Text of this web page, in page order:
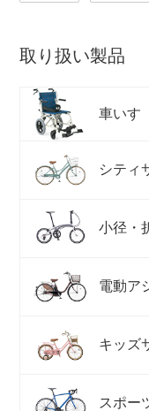
お知らせ
お知らせ一覧
取り扱い製品
車いす
シティ
小径・
電動ア
キッズ
スポー